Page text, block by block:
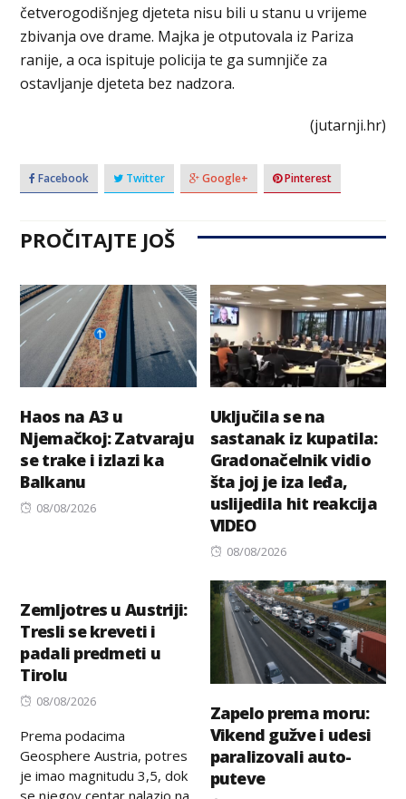
četverogodišnjeg djeteta nisu bili u stanu u vrijeme
zbivanja ove drame. Majka je otputovala iz Pariza
ranije, a oca ispituje policija te ga sumnjiče za
ostavljanje djeteta bez nadzora.
(jutarnji.hr)
Facebook Twitter Google+ Pinterest
PROČITAJTE JOŠ
Haos na A3 u
Njemačkoj: Zatvaraju
se trake i izlazi ka
Balkanu
Posted
08/08/2026
Uključila se na
sastanak iz kupatila:
Gradonačelnik vidio
šta joj je iza leđa,
uslijedila hit reakcija
VIDEO
Posted
08/08/2026
Zemljotres u Austriji:
Tresli se kreveti i
padali predmeti u
Tirolu
Posted
08/08/2026
Prema podacima
Geosphere Austria, potres
je imao magnitudu 3,5, dok
Zapelo prema moru:
Vikend gužve i udesi
paralizovali auto-
puteve